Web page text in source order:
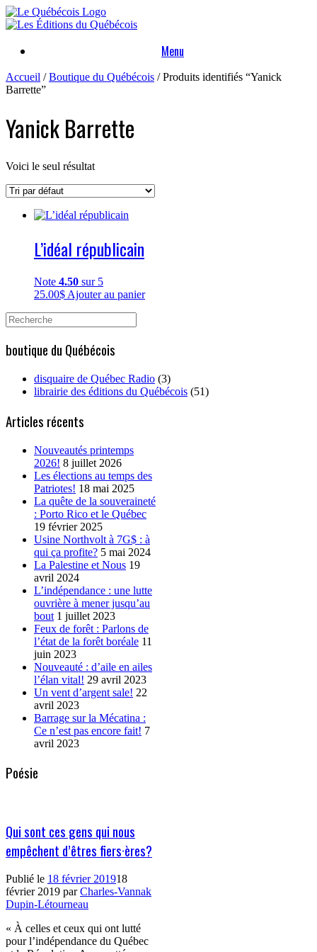
Skip
to
Menu
Accueil /Boutique du Québécois / Produits identifiés “Yanick
Barrette”
Yanick Barrette
Voici le seul résultat
L’idéal républicain
Note 4.50 sur 5
25.00$ Ajouter au panier
Search
for:
boutique du Québécois
disquaire de Québec Radio (3)
librairie des éditions du Québécois (51)
Articles récents
Nouveautés printemps
2026! 8 juillet 2026
Les élections au temps des
Patriotes! 18 mai 2025
La quête de la souveraineté
: Porto Rico et le Québec
19 février 2025
Usine Northvolt à 7G$ : à
qui ça profite? 5 mai 2024
La Palestine et Nous 19
avril 2024
L’indépendance : une lutte
ouvrière à mener jusqu’au
bout 1 juillet 2023
Feux de forêt : Parlons de
l’état de la forêt boréale 11
juin 2023
Nouveauté : d’aile en ailes
l’élan vital! 29 avril 2023
Un vent d’argent sale! 22
avril 2023
Barrage sur la Mécatina :
Ce n’est pas encore fait! 7
avril 2023
Poésie
Qui sont ces gens qui nous
empêchent d’êtres fiers·ères?
Publié le 18 février 201918
février 2019 parCharles-Vannak
Dupin-Létourneau
« À celles et ceux qui ont lutté
pour l’indépendance du Québec